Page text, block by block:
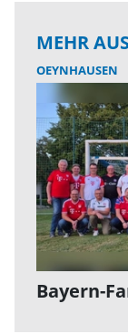
MEHR
OEYNHAUSEN
Bayern-